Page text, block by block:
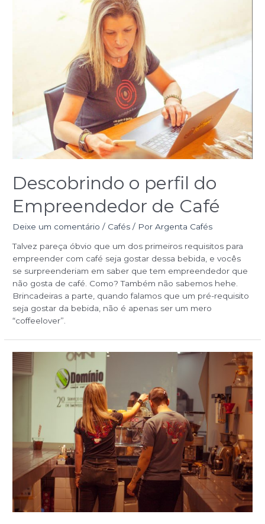
Descobrindo o perfil do
Empreendedor de Café
Deixe um comentário / Cafés / PorArgenta Cafés
Talvez pareça óbvio que um dos primeiros requisitos para
empreender com café seja gostar dessa bebida, e vocês
se surpreenderiam em saber que tem empreendedor que
não gosta de café. Como? Também não sabemos hehe.
Brincadeiras a parte, quando falamos que um pré-requisito
seja gostar da bebida, não é apenas ser um mero
“coffeelover”.